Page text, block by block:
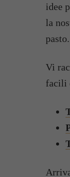
idee
la
Vi
facili